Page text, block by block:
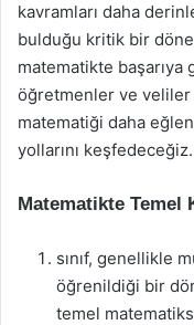
kavramları daha
bulduğu kritik bir
matematikte başarıya
öğretmenler ve
matematiği daha
yollarını keşfedeceğiz.
Matematikte Temel
sınıf, genellikle
öğrenildiği bir
temel